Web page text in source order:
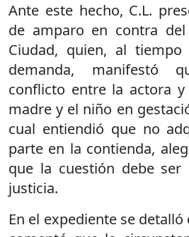
Ante este hecho, C.L.
de amparo en contra
Ciudad, quien, al
demanda, manifestó
conflicto entre la actora
madre y el niño en
cual entiendió que no
parte en la contienda,
que la cuestión debe ser
justicia.
En el expediente se